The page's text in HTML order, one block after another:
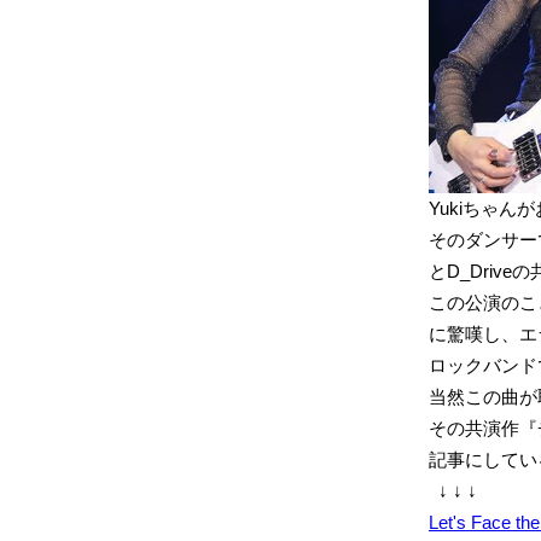
Yukiちゃん
そのダンサ
とD_Driveの
この公演の
に驚嘆し、
ロックバン
当然この曲
その共演作
記事にして
↓ ↓ ↓
Let's Face